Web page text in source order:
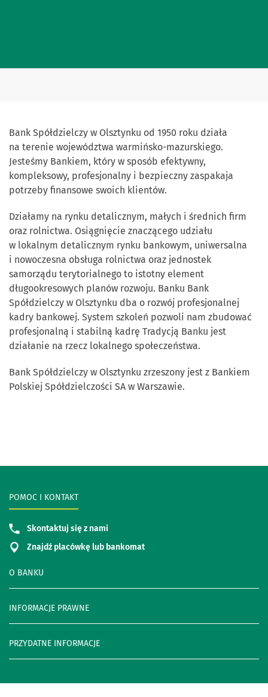
Bank Spółdzielczy w Olsztynku od 1950 roku działa
na terenie województwa warmińsko-mazurskiego.
Jesteśmy Bankiem, który w sposób efektywny,
kompleksowy, profesjonalny i bezpieczny zaspakaja
potrzeby finansowe swoich klientów.
Działamy na rynku detalicznym, małych i średnich firm
oraz rolnictwa. Osiągnięcie znaczącego udziału
w lokalnym detalicznym rynku bankowym, uniwersalna
i nowoczesna obsługa rolnictwa oraz jednostek
samorządu terytorialnego to istotny element
długookresowych planów rozwoju. Banku Bank
Spółdzielczy w Olsztynku dba o rozwój profesjonalnej
kadry bankowej. System szkoleń pozwoli nam zbudować
profesjonalną i stabilną kadrę Tradycją Banku jest
działanie na rzecz lokalnego społeczeństwa.
Bank Spółdzielczy w Olsztynku zrzeszony jest z Bankiem
Polskiej Spółdzielczości SA w Warszawie.
O BANKU
INFORMACJE PRAWNE
PRZYDATNE INFORMACJE
POMOC I KONTAKT
Skontaktuj się z nami
Znajdź placówkę lub bankomat